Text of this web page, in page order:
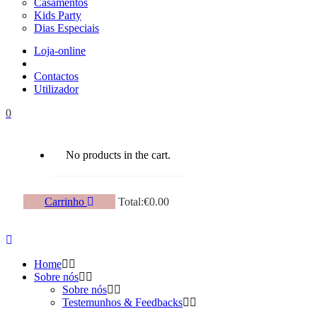
Casamentos
Kids Party
Dias Especiais
Loja-online
Contactos
Utilizador
0
No products in the cart.
Carrinho Total:€0.00
Home
Sobre nós
Sobre nós
Testemunhos & Feedbacks